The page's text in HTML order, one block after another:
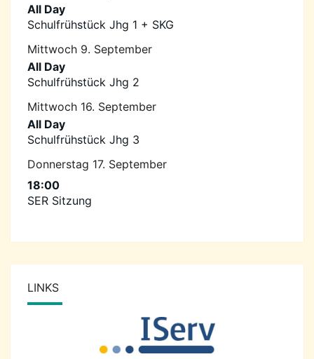
All Day
Schulfrühstück Jhg 1 + SKG
Mittwoch 9. September
All Day
Schulfrühstück Jhg 2
Mittwoch 16. September
All Day
Schulfrühstück Jhg 3
Donnerstag 17. September
18:00
SER Sitzung
LINKS